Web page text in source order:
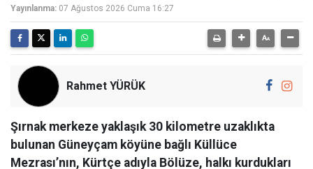
Yayınlanma: 07 Ağustos 2026 Cuma 16:27
Rahmet YÜRÜK
Şırnak merkeze yaklaşık 30 kilometre uzaklıkta
bulunan Güneyçam köyüne bağlı Küllüce
Mezrası’nın, Kürtçe adıyla Bölüze, halkı kurdukları